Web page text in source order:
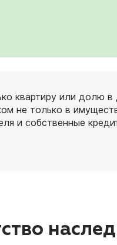
квартиру или долю
не только в
и собственные